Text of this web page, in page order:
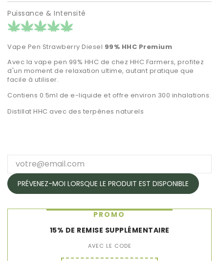
Puissance & Intensité
Vape Pen Strawberry Diesel 99% HHC Premium
Avec la vape pen 99% HHC de chez HHC Farmers, profitez
d'un moment de relaxation ultime, autant pratique que
facile à utiliser.
Contiens 0.5ml de e-liquide et offre environ 300 inhalations.
Distillat HHC avec des terpènes naturels
PRÉVENEZ-MOI LORSQUE LE PRODUIT EST DISPONIBLE
PROMO
15% DE REMISE SUPPLÉMENTAIRE
AVEC LE CODE